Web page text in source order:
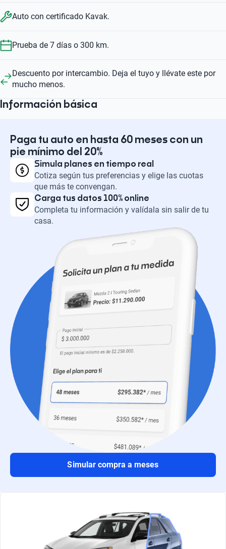
Auto con certificado Kavak.
Prueba de 7 días o 300 km.
Descuento por intercambio. Deja el tuyo y llévate este por
mucho menos.
Información básica
Paga tu auto en hasta 60 meses con un
pie mínimo del 20%
Simula planes en tiempo real
Cotiza según tus preferencias y elige las cuotas
que más te convengan.
Carga tus datos 100% online
Completa tu información y valídala sin salir de tu
casa.
Simular compra a meses